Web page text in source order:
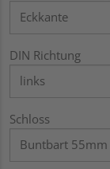
DIN Richtung
Schloss